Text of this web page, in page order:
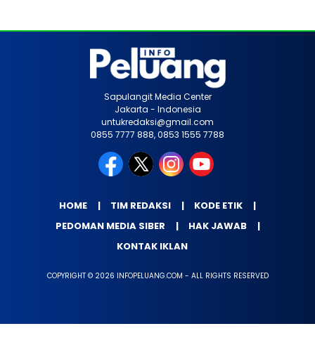
Sapulangit Media Center
Jakarta - Indonesia
untukredaksi@gmail.com
0855 7777 888, 0853 1555 7788
HOME TIM REDAKSI
KODE ETIK
PEDOMAN MEDIA SIBER
HAK JAWAB
KONTAK IKLAN
COPYRIGHT © 2026 INFOPELUANG.COM - ALL RIGHTS RESERVED